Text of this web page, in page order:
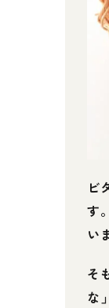
ビ
す
い
そ
な